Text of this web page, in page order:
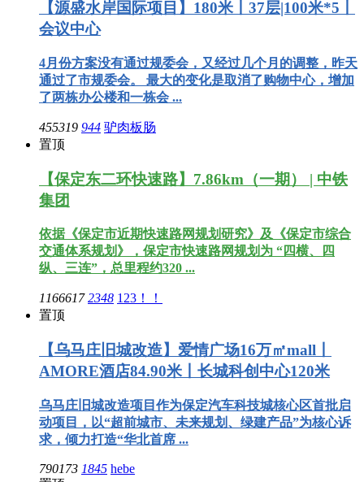
【源盛水岸国际项目】180米丨37层|100米*5丨
会议中心
4月份方案没有通过规委会，又经过几个月的调整，昨天
通过了市规委会。 最大的变化是取消了购物中心，增加
了两栋办公楼和一栋会 ...
455319 944 驴肉板肠
置顶
【保定东二环快速路】7.86km（一期） | 中铁
集团
依据《保定市近期快速路网规划研究》及《保定市综合
交通体系规划》，保定市快速路网规划为 “四横、四
纵、三连”，总里程约320 ...
11666172348 123！！
置顶
【乌马庄旧城改造】爱情广场16万㎡mall丨
AMORE酒店84.90米丨长城科创中心120米
乌马庄旧城改造项目作为保定汽车科技城核心区首批启
动项目，以“超前城市、未来规划、绿建产品”为核心诉
求，倾力打造“华北首席 ...
790173 1845 hebe